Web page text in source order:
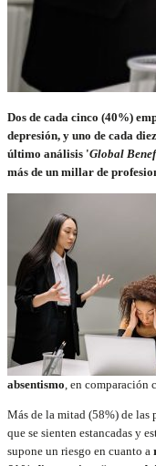
Dos de cada cinco (40%)
depresión, y uno de cada
último análisis 'Global
más de un millar de
absentismo, en comparación
Más de la mitad (58%) de las
que se sienten estancadas y
supone un riesgo en cuanto a